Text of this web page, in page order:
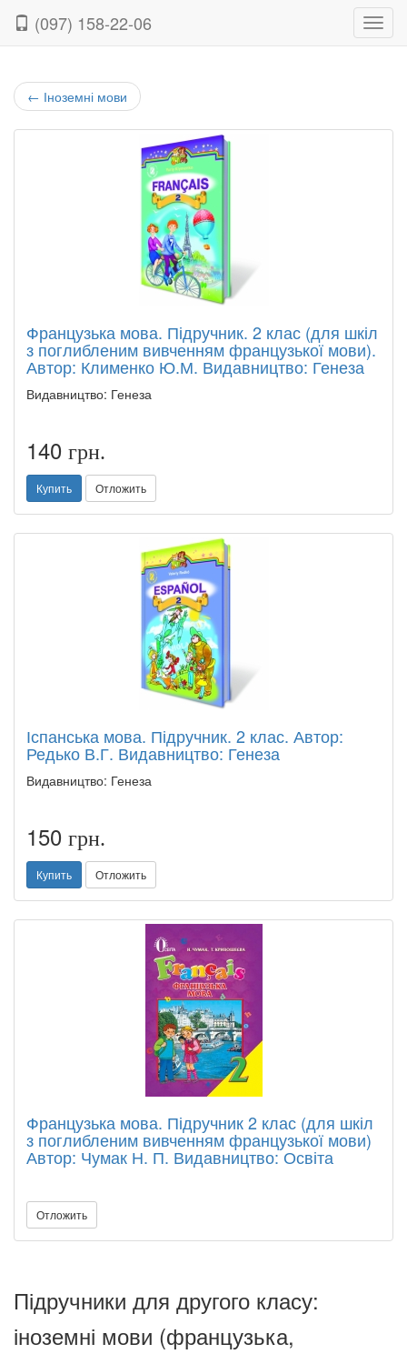
(097) 158-22-06
← Іноземні мови
Французька мова. Підручник. 2 клас (для шкіл
з поглибленим вивченням французької мови).
Автор: Клименко Ю.М. Видавництво: Генеза
Видавництво: Генеза
140 грн.
Купить Отложить
Іспанська мова. Підручник. 2 клас. Автор:
Редько В.Г. Видавництво: Генеза
Видавництво: Генеза
150 грн.
Купить Отложить
Французька мова. Підручник 2 клас (для шкіл
з поглибленим вивченням французької мови)
Автор: Чумак Н. П. Видавництво: Освіта
Отложить
Підручники для другого класу:
іноземні мови (французька,